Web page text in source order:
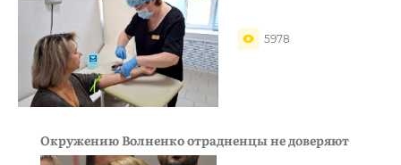
5978
Окружению Волненко отрадненцы не доверяют